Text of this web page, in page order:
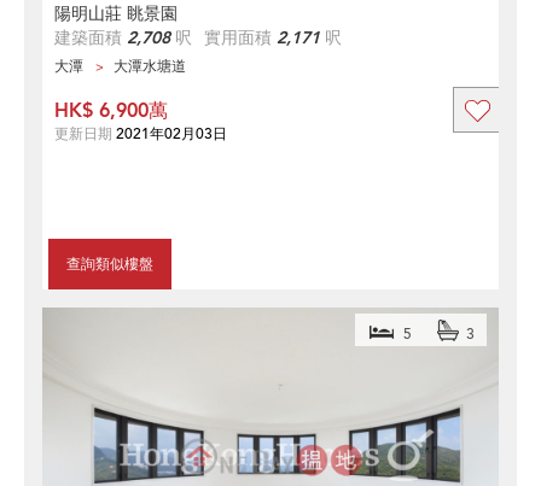
陽明山莊 眺景園
建築面積 2,708呎 實用面積 2,171 呎
大潭 大潭水塘道
查詢類似樓盤
HK$ 6,900萬
更新日期 2021年02月03日
5 3